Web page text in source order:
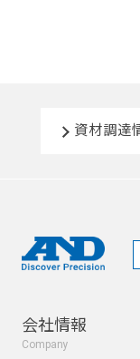
資材調達
会社情報
Company